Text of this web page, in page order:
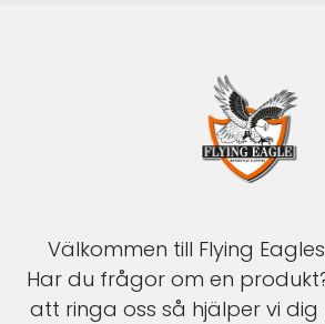
Välkommen till Flying
Har du frågor om en
att ringa oss så hjälper vi